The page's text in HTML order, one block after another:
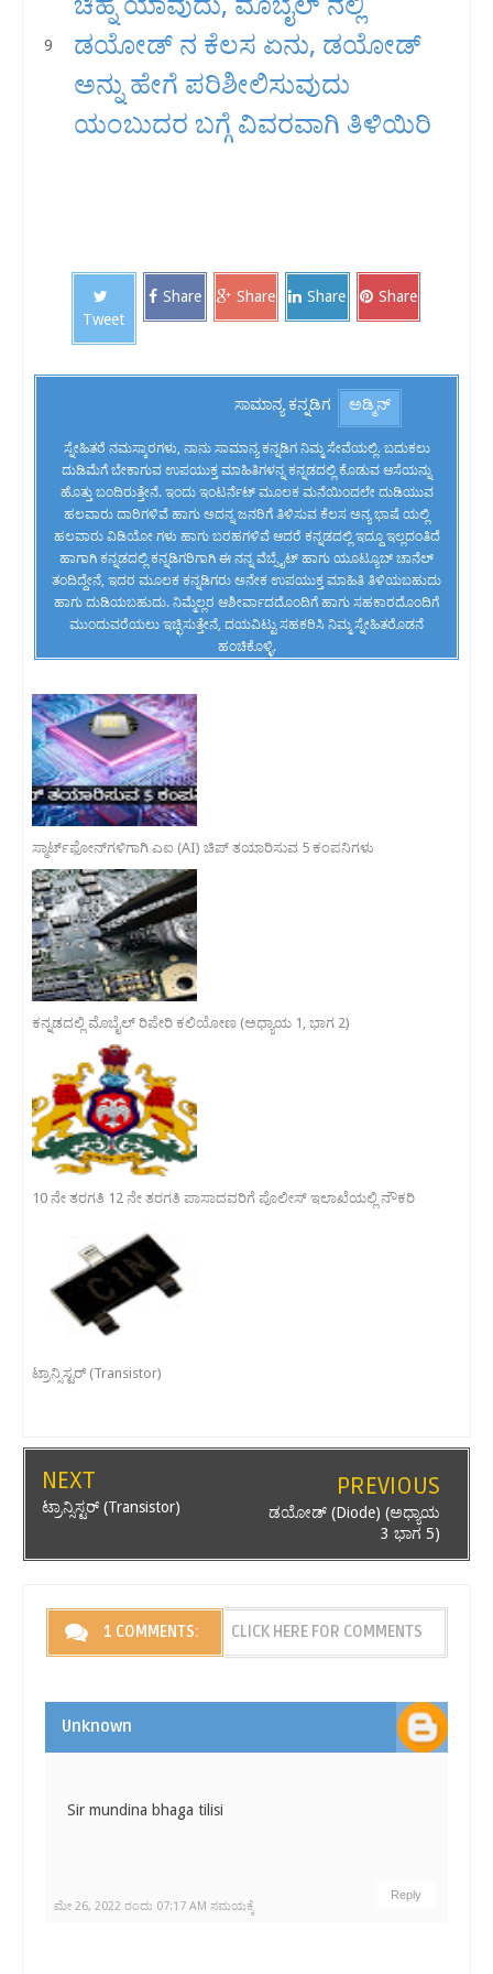
ಡಯೋಡ್ ನ ಕೆಲಸ ಏನು, ಡಯೋಡ್
ಅನ್ನು ಹೇಗೆ ಪರಿಶೀಲಿಸುವುದು
ಯಂಬುದರ ಬಗ್ಗೆ ವಿವರವಾಗಿ ತಿಳಿಯಿರಿ
Tweet
Share Share Share Share
ಸಾಮಾನ್ಯ ಕನ್ನಡಿಗ ಅಡ್ಮಿನ್
ಸ್ನೇಹಿತರೆ ನಮಸ್ಕಾರಗಳು, ನಾನು ಸಾಮಾನ್ಯ ಕನ್ನಡಿಗ ನಿಮ್ಮ ಸೇವೆಯಲ್ಲಿ. ಬದುಕಲು
ದುಡಿಮೆಗೆ ಬೇಕಾಗುವ ಉಪಯುಕ್ತ ಮಾಹಿತಿಗಳನ್ನ ಕನ್ನಡದಲ್ಲಿ ಕೊಡುವ ಆಸೆಯನ್ನು
ಹೊತ್ತು ಬಂದಿರುತ್ತೇನೆ. ಇಂದು ಇಂಟರ್ನೆಟ್ ಮೂಲಕ ಮನೆಯಿಂದಲೇ ದುಡಿಯುವ
ಹಲವಾರು ದಾರಿಗಳಿವೆ ಹಾಗು ಅದನ್ನ ಜನರಿಗೆ ತಿಳಿಸುವ ಕೆಲಸ ಅನ್ಯ ಭಾಷೆ ಯಲ್ಲಿ
ಹಲವಾರು ವಿಡಿಯೋ ಗಳು ಹಾಗು ಬರಹಗಳಿವೆ ಆದರೆ ಕನ್ನಡದಲ್ಲಿ ಇದ್ದೂ ಇಲ್ಲದಂತಿದೆ
ಹಾಗಾಗಿ ಕನ್ನಡದಲ್ಲಿ ಕನ್ನಡಿಗರಿಗಾಗಿ ಈ ನನ್ನ ವೆಬ್ಸೈಟ್ ಹಾಗು ಯೂಟ್ಯೂಬ್ ಚಾನೆಲ್
ತಂದಿದ್ದೇನೆ, ಇದರ ಮೂಲಕ ಕನ್ನಡಿಗರು ಅನೇಕ ಉಪಯುಕ್ತ ಮಾಹಿತಿ ತಿಳಿಯಬಹುದು
ಹಾಗು ದುಡಿಯಬಹುದು. ನಿಮ್ಮೆಲ್ಲರ ಆಶೀರ್ವಾದದೊಂದಿಗೆ ಹಾಗು ಸಹಕಾರದೊಂದಿಗೆ
ಮುಂದುವರೆಯಲು ಇಚ್ಛಿಸುತ್ತೇನೆ, ದಯವಿಟ್ಟು ಸಹಕರಿಸಿ ನಿಮ್ಮ ಸ್ನೇಹಿತರೊಡನೆ
ಹಂಚಿಕೊಳ್ಳಿ.
ಸ್ಮಾರ್ಟ್‌ಫೋನ್‌ಗಳಿಗಾಗಿ ಎಐ (AI) ಚಿಪ್ ತಯಾರಿಸುವ 5 ಕಂಪನಿಗಳು
ಕನ್ನಡದಲ್ಲಿ ಮೊಬೈಲ್ ರಿಪೇರಿ ಕಲಿಯೋಣ (ಅಧ್ಯಾಯ 1, ಭಾಗ 2)
10 ನೇ ತರಗತಿ 12 ನೇ ತರಗತಿ ಪಾಸಾದವರಿಗೆ ಪೊಲೀಸ್ ಇಲಾಖೆಯಲ್ಲಿ ನೌಕರಿ
ಟ್ರಾನ್ಸಿಸ್ಟರ್ (Transistor)
NEXT
ಟ್ರಾನ್ಸಿಸ್ಟರ್ (Transistor)
PREVIOUS
ಡಯೋಡ್ (Diode) (ಅಧ್ಯಾಯ
3 ಭಾಗ 5)
1 COMMENTS: CLICK HERE FOR COMMENTS
Unknown
ಮೇ 26, 2022 ರಂದು 07:17 AM ಸಮಯಕ್ಕೆ
Sir mundina bhaga tilisi
Reply